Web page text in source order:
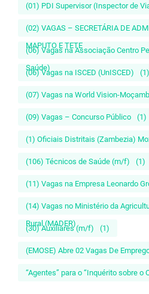
(01) PDI Supervisor (Inspector de
(02) VAGAS – SECRETÁRIA DE
MAPUTO E TETE
(06) Vagas na Associação Centro
Saúde)
(06) Vagas na ISCED (UnISCED) (1)
(07) Vagas na World Vision-
(09) Vagas – Concurso Público (1)
(1) Oficiais Distritais (Zambezia)
(106) Técnicos de Saúde (m/f) (1)
(11) Vagas na Empresa Leonardo
(14) Vagas no Ministério da
Rural (MADER)
(30) Auxiliares (m/f) (1)
(EMOSE) Abre 02 Vagas De
“Agentes” para o “Inquérito sobre o